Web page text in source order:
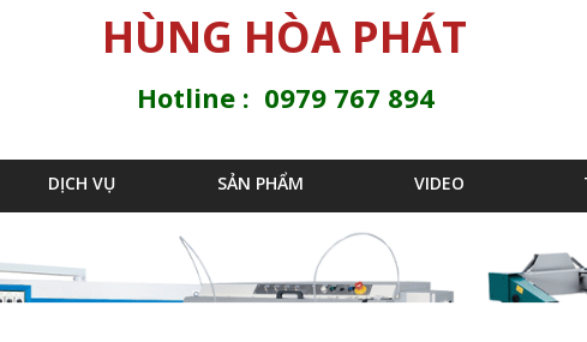
Jump to navigation
HÙNG HÒA PHÁT
Hotline : 0979 767 894
DỊCH VỤ SẢN PHẨM VIDEO